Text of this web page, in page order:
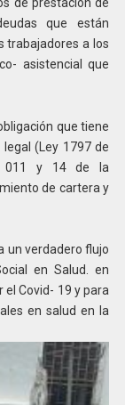
que están
trabajadores a los
asistencial que
que tiene
(Ley 1797 de
011 y 14 de la
de cartera y
un verdadero flujo
en Salud. en
Covid- 19 y para
en salud en la